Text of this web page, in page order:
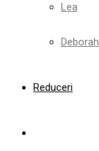
Lea
Deborah
Reduceri